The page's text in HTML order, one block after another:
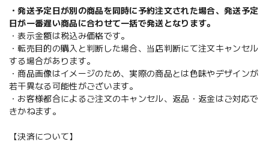
・発送予定日が別の商品を同時に予約注文された場合、発送予定
日が一番遅い商品に合わせて一括で発送となります。
・表示金額は税込み価格です。
・転売目的の購入と判断した場合、当店判断にて注文キャンセル
する場合があります。
・商品画像はイメージのため、実際の商品とは色味やデザインが
若干異なる可能性がございます。
・お客様都合によるご注文のキャンセル、返品・返金はご対応で
きかねます。
【決済について】